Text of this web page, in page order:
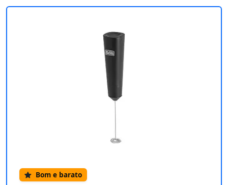
Bom e barato